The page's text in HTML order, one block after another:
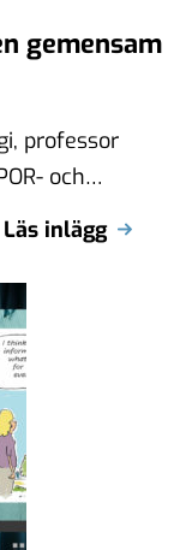
gemensam
professor
och
Läs inlägg